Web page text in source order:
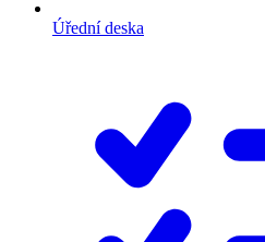
Úřední deska